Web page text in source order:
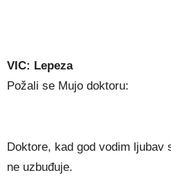
VIC: Lepeza
Požali se Mujo doktoru:
Doktore, kad god vodim ljubav
ne uzbuđuje.